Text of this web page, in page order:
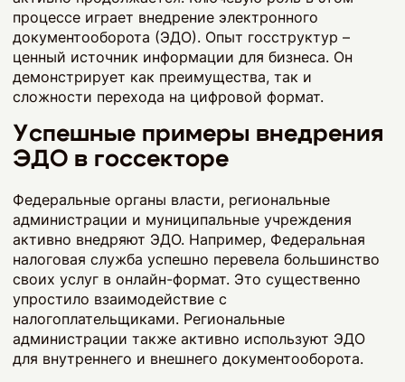
процессе играет внедрение электронного
документооборота (ЭДО). Опыт госструктур –
ценный источник информации для бизнеса. Он
демонстрирует как преимущества, так и
сложности перехода на цифровой формат.
Успешные примеры внедрения
ЭДО в госсекторе
Федеральные органы власти, региональные
администрации и муниципальные учреждения
активно внедряют ЭДО. Например, Федеральная
налоговая служба успешно перевела большинство
своих услуг в онлайн-формат. Это существенно
упростило взаимодействие с
налогоплательщиками. Региональные
администрации также активно используют ЭДО
для внутреннего и внешнего документооборота.